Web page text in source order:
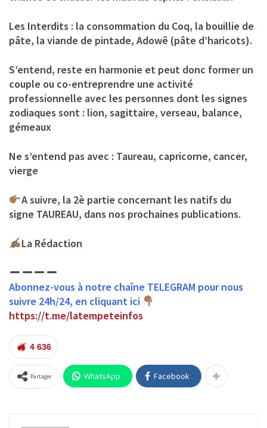
Les Interdits : la consommation du Coq, la bouillie de
pâte, la viande de pintade, Adowê (pâte d’haricots).
S’entend, reste en harmonie et peut donc former un
couple ou co-entreprendre une activité
professionnelle avec les personnes dont les signes
zodiaques sont : lion, sagittaire, verseau, balance,
gémeaux
Ne s’entend pas avec : Taureau, capricorne, cancer,
vierge
A suivre, la 2è partie concernant les natifs du
signe TAUREAU, dans nos prochaines publications.
La Rédaction
Abonnez-vous à notre chaîne TELEGRAM pour nous
suivre 24h/24, en cliquant ici
https://t.me/latempeteinfos
4 636
Partager WhatsApp Facebook